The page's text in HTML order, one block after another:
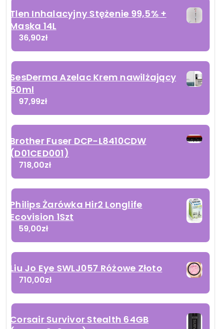
Tlen Inhalacyjny Stężenie 99,5% +
Maska 14L
36,90zł
SesDerma Azelac Krem nawilżający
50ml
97,99zł
Brother Fuser DCP-L8410CDW
(D01CED001)
718,00zł
Philips Żarówka Hir2 Longlife
Ecovision 1Szt
59,00zł
Liu Jo Eye SWLJ057 Różowe Złoto
710,00zł
Corsair Survivor Stealth 64GB